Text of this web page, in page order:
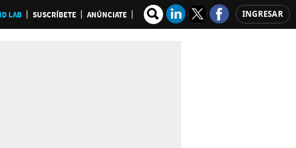
LAB SUSCRÍBETE ANÚNCIATE INGRESAR